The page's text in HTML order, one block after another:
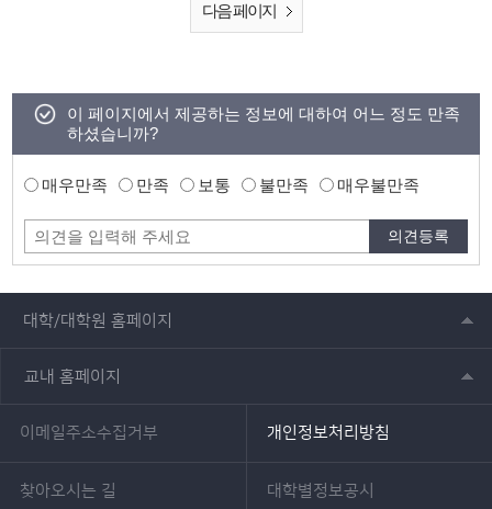
다음 페이지
이 페이지에서 제공하는 정보에 대하여 어느 정도 만족
하셨습니까?
매우만족 만족 보통 불만족 매우불만족
대학/대학원 홈페이지
교내 홈페이지
이메일주소수집거부 개인정보처리방침
찾아오시는 길 대학별정보공시